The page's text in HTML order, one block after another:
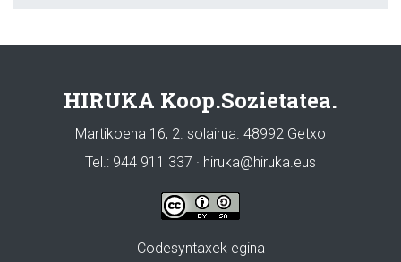
HIRUKA Koop.Sozietatea.
Martikoena 16, 2. solairua. 48992 Getxo
Tel.: 944 911 337 · hiruka@hiruka.eus
Codesyntaxek egina